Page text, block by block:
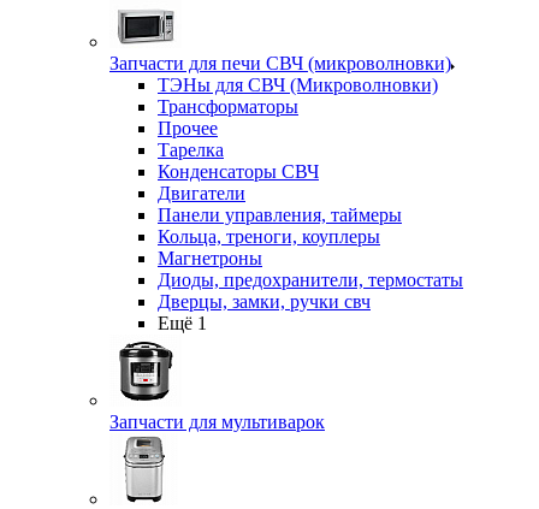
Запчасти для печи СВЧ (микроволновки)
ТЭНы для СВЧ (Микроволновки)
Трансформаторы
Прочее
Тарелка
Конденсаторы СВЧ
Двигатели
Панели управления, таймеры
Кольца, треноги, коуплеры
Магнетроны
Диоды, предохранители, термостаты
Дверцы, замки, ручки свч
Ещё 1
Запчасти для мультиварок